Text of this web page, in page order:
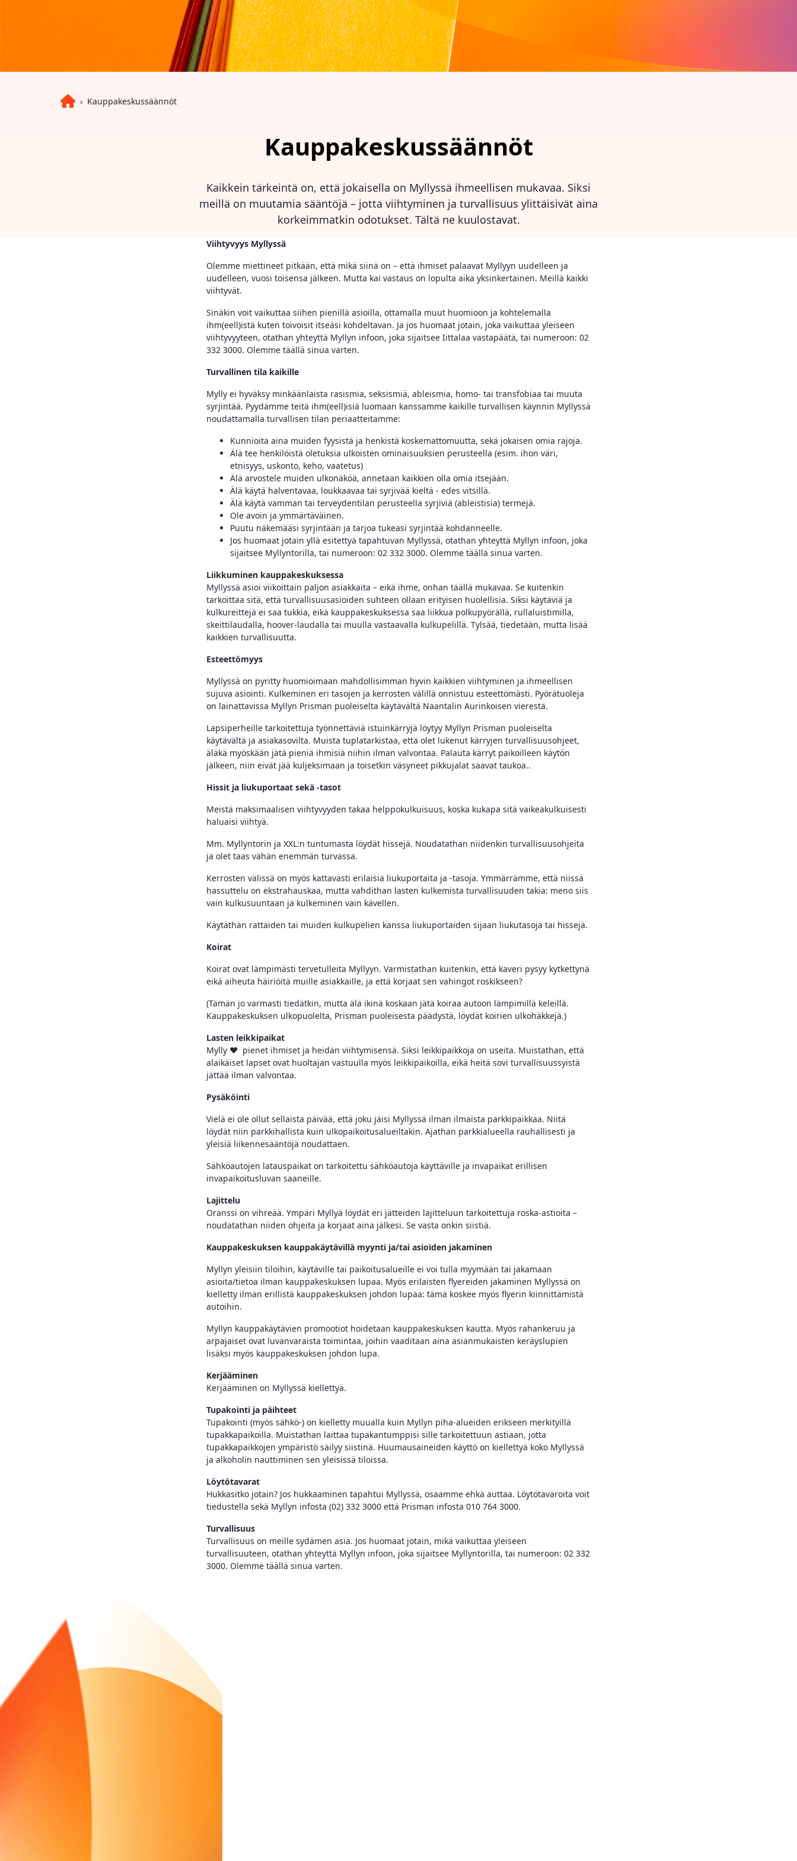
Kauppakeskussäännöt
Kauppakeskussäännöt
Kaikkein tärkeintä on, että jokaisella on Myllyssä ihmeellisen mukavaa. Siksi
meillä on muutamia sääntöjä – jotta viihtyminen ja turvallisuus ylittäisivät aina
korkeimmatkin odotukset. Tältä ne kuulostavat.
Viihtyvyys Myllyssä
Olemme miettineet pitkään, että mikä siinä on – että ihmiset palaavat Myllyyn uudelleen ja
uudelleen, vuosi toisensa jälkeen. Mutta kai vastaus on lopulta aika yksinkertainen. Meillä kaikki
viihtyvät.
Sinäkin voit vaikuttaa siihen pienillä asioilla, ottamalla muut huomioon ja kohtelemalla
ihm(eell)istä kuten toivoisit itseäsi kohdeltavan. Ja jos huomaat jotain, joka vaikuttaa yleiseen
viihtyvyyteen, otathan yhteyttä Myllyn infoon, joka sijaitsee Iittalaa vastapäätä, tai numeroon: 02
332 3000. Olemme täällä sinua varten.
Turvallinen tila kaikille
Mylly ei hyväksy minkäänlaista rasismia, seksismiä, ableismia, homo- tai transfobiaa tai muuta
syrjintää. Pyydämme teitä ihm(eell)isiä luomaan kanssamme kaikille turvallisen käynnin Myllyssä
noudattamalla turvallisen tilan periaatteitamme:
Kunnioita aina muiden fyysistä ja henkistä koskemattomuutta, sekä jokaisen omia rajoja.
Älä tee henkilöistä oletuksia ulkoisten ominaisuuksien perusteella (esim. ihon väri,
etnisyys, uskonto, keho, vaatetus)
Älä arvostele muiden ulkonäköä, annetaan kaikkien olla omia itsejään.
Älä käytä halventavaa, loukkaavaa tai syrjivää kieltä - edes vitsillä.
Älä käytä vamman tai terveydentilan perusteella syrjiviä (ableistisia) termejä.
Ole avoin ja ymmärtäväinen.
Puutu näkemääsi syrjintään ja tarjoa tukeasi syrjintää kohdanneelle.
Jos huomaat jotain yllä esitettyä tapahtuvan Myllyssä, otathan yhteyttä Myllyn infoon, joka
sijaitsee Myllyntorilla, tai numeroon: 02 332 3000. Olemme täällä sinua varten.
Liikkuminen kauppakeskuksessa
Myllyssä asioi viikoittain paljon asiakkaita – eikä ihme, onhan täällä mukavaa. Se kuitenkin
tarkoittaa sitä, että turvallisuusasioiden suhteen ollaan erityisen huolellisia. Siksi käytäviä ja
kulkureittejä ei saa tukkia, eikä kauppakeskuksessa saa liikkua polkupyörällä, rullaluistimilla,
skeittilaudalla, hoover-laudalla tai muulla vastaavalla kulkupelillä. Tylsää, tiedetään, mutta lisää
kaikkien turvallisuutta.
Esteettömyys
Myllyssä on pyritty huomioimaan mahdollisimman hyvin kaikkien viihtyminen ja ihmeellisen
sujuva asiointi. Kulkeminen eri tasojen ja kerrosten välillä onnistuu esteettömästi. Pyörätuoleja
on lainattavissa Myllyn Prisman puoleiselta käytävältä Naantalin Aurinkoisen vierestä.
Lapsiperheille tarkoitettuja työnnettäviä istuinkärryjä löytyy Myllyn Prisman puoleiselta
käytävältä ja asiakasovilta. Muista tuplatarkistaa, että olet lukenut kärryjen turvallisuusohjeet,
äläkä myöskään jätä pieniä ihmisiä niihin ilman valvontaa. Palauta kärryt paikoilleen käytön
jälkeen, niin eivät jää kuljeksimaan ja toisetkin väsyneet pikkujalat saavat taukoa..
Hissit ja liukuportaat sekä -tasot
Meistä maksimaalisen viihtyvyyden takaa helppokulkuisuus, koska kukapa sitä vaikeakulkuisesti
haluaisi viihtyä.
Mm. Myllyntorin ja XXL:n tuntumasta löydät hissejä. Noudatathan niidenkin turvallisuusohjeita
ja olet taas vähän enemmän turvassa.
Kerrosten välissä on myös kattavasti erilaisia liukuportaita ja -tasoja. Ymmärrämme, että niissä
hassuttelu on ekstrahauskaa, mutta vahdithan lasten kulkemista turvallisuuden takia: meno siis
vain kulkusuuntaan ja kulkeminen vain kävellen.
Käytäthän rattaiden tai muiden kulkupelien kanssa liukuportaiden sijaan liukutasoja tai hissejä.
Koirat
Koirat ovat lämpimästi tervetulleita Myllyyn. Varmistathan kuitenkin, että kaveri pysyy kytkettynä
eikä aiheuta häiriöitä muille asiakkaille, ja että korjaat sen vahingot roskikseen?
(Tämän jo varmasti tiedätkin, mutta älä ikinä koskaan jätä koiraa autoon lämpimillä keleillä.
Kauppakeskuksen ulkopuolelta, Prisman puoleisesta päädystä, löydät koirien ulkohäkkejä.)
Lasten leikkipaikat
Mylly ❤️ pienet ihmiset ja heidän viihtymisensä. Siksi leikkipaikkoja on useita. Muistathan, että
alaikäiset lapset ovat huoltajan vastuulla myös leikkipaikoilla, eikä heitä sovi turvallisuussyistä
jättää ilman valvontaa.
Pysäköinti
Vielä ei ole ollut sellaista päivää, että joku jäisi Myllyssä ilman ilmaista parkkipaikkaa. Niitä
löydät niin parkkihallista kuin ulkopaikoitusalueiltakin. Ajathan parkkialueella rauhallisesti ja
yleisiä liikennesääntöjä noudattaen.
Sähköautojen latauspaikat on tarkoitettu sähköautoja käyttäville ja invapaikat erillisen
invapaikoitusluvan saaneille.
Lajittelu
Oranssi on vihreää. Ympäri Myllyä löydät eri jätteiden lajitteluun tarkoitettuja roska-astioita –
noudatathan niiden ohjeita ja korjaat aina jälkesi. Se vasta onkin siistiä.
Kauppakeskuksen kauppakäytävillä myynti ja/tai asioiden jakaminen
Myllyn yleisiin tiloihin, käytäville tai paikoitusalueille ei voi tulla myymään tai jakamaan
asioita/tietoa ilman kauppakeskuksen lupaa. Myös erilaisten flyereiden jakaminen Myllyssä on
kielletty ilman erillistä kauppakeskuksen johdon lupaa: tämä koskee myös flyerin kiinnittämistä
autoihin.
Myllyn kauppakäytävien promootiot hoidetaan kauppakeskuksen kautta. Myös rahankeruu ja
arpajaiset ovat luvanvaraista toimintaa, joihin vaaditaan aina asianmukaisten keräyslupien
lisäksi myös kauppakeskuksen johdon lupa.
Kerjääminen
Kerjääminen on Myllyssä kiellettyä.
Tupakointi ja päihteet
Tupakointi (myös sähkö-) on kielletty muualla kuin Myllyn piha-alueiden erikseen merkityillä
tupakkapaikoilla. Muistathan laittaa tupakantumppisi sille tarkoitettuun astiaan, jotta
tupakkapaikkojen ympäristö säilyy siistinä. Huumausaineiden käyttö on kiellettyä koko Myllyssä
ja alkoholin nauttiminen sen yleisissä tiloissa.
Löytötavarat
Hukkasitko jotain? Jos hukkaaminen tapahtui Myllyssä, osaamme ehkä auttaa. Löytötavaroita voit
tiedustella sekä Myllyn infosta (02) 332 3000 että Prisman infosta 010 764 3000.
Turvallisuus
Turvallisuus on meille sydämen asia. Jos huomaat jotain, mikä vaikuttaa yleiseen
turvallisuuteen, otathan yhteyttä Myllyn infoon, joka sijaitsee Myllyntorilla, tai numeroon: 02 332
3000. Olemme täällä sinua varten.